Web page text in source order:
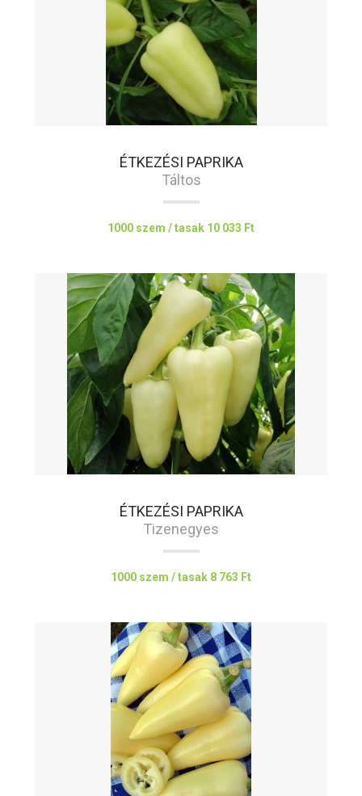
ÉTKEZÉSI PAPRIKA
Táltos
1000 szem / tasak 10 033 Ft
ÉTKEZÉSI PAPRIKA
Tizenegyes
1000 szem / tasak 8 763 Ft